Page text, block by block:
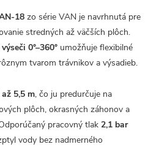
18 zo série VAN je navrhnutá pre
stredných až väčších plôch.
0°–360° umožňuje flexibilné
tvarom trávnikov a výsadieb.
5,5 m, čo ju predurčuje na
plôch, okrasných záhonov a
pracovný tlak 2,1 bar
vody bez nadmerného